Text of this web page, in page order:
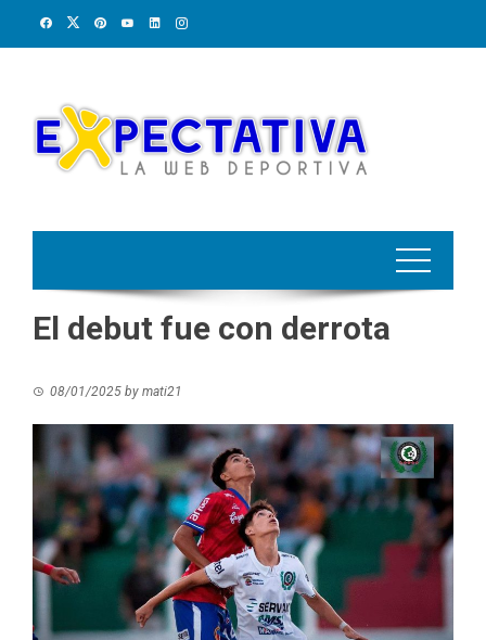
El debut fue con derrota
08/01/2025 by mati21